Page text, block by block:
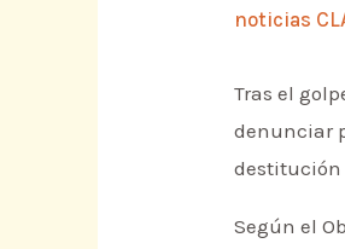
noticias
Tras el
denunciar
destitución
Según el